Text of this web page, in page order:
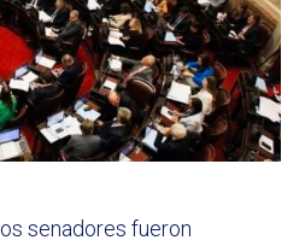
senadores fueron